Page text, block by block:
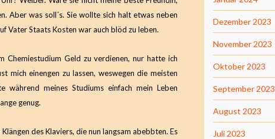
Aber was soll´s. Sie wollte sich halt etwas neben
Vater Staats Kosten war auch blöd zu leben.
Chemiestudium Geld zu verdienen, nur hatte ich
mich einengen zu lassen, weswegen die meisten
während meines Studiums einfach mein Leben
genug.
des Klaviers, die nun langsam abebbten. Es
Dezember 2023
November 2023
Oktober 2023
September 2023
August 2023
Juli 2023